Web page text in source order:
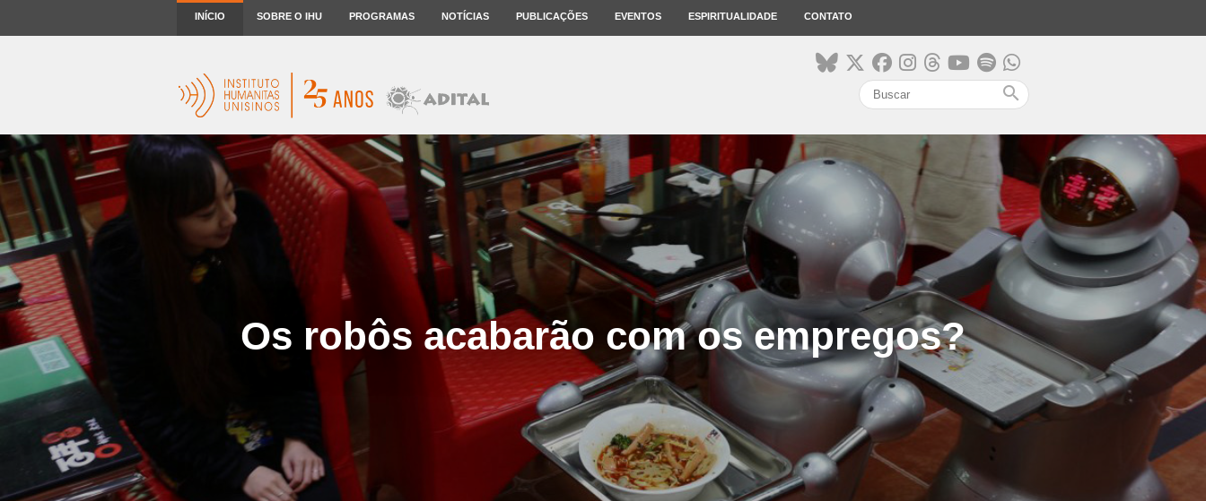
INÍCIO SOBRE O IHU PROGRAMAS NOTÍCIAS PUBLICAÇÕES EVENTOS ESPIRITUALIDADE CONTATO
search
Os robôs acabarão com os empregos?